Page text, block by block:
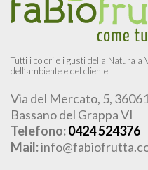
Tutti i colori e i gusti della Natura a
dell’ambiente e del cliente
Via del Mercato, 5,
Bassano del Grappa VI
Telefono:0424 524376
Mail: